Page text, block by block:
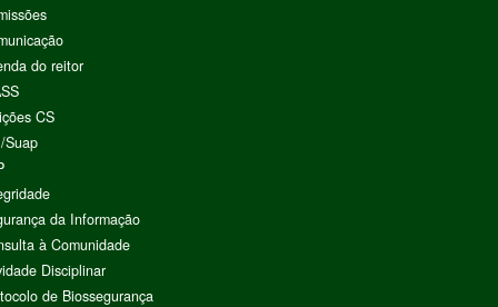
do reitor
CS
Suap
da Informação
à Comunidade
Disciplinar
de Biossegurança